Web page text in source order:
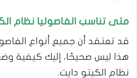
متى تناسب الفاصوليا نظام
قد تعتقد أن جميع أنواع
هذا ليس صحيحًا، إليك كيفية
نظام الكيتو دايت.